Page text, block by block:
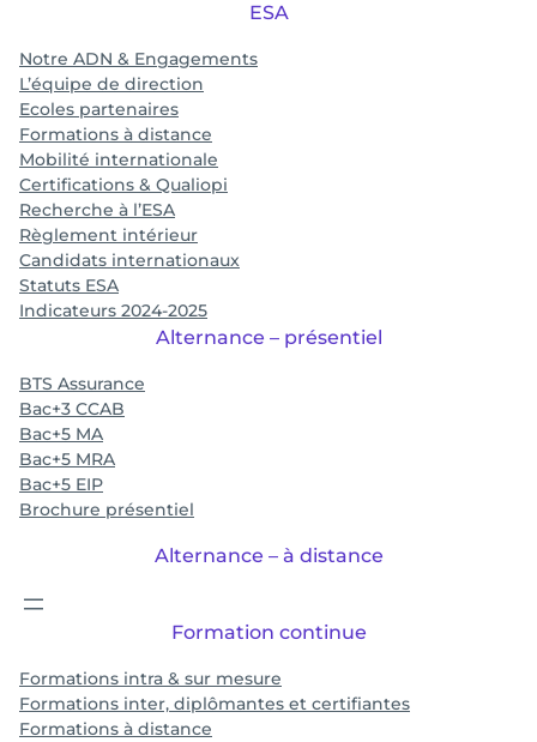
ESA
Notre ADN & Engagements
L’équipe de direction
Ecoles partenaires
Formations à distance
Mobilité internationale
Certifications & Qualiopi
Recherche à l’ESA
Règlement intérieur
Candidats internationaux
Statuts ESA
Indicateurs 2024-2025
Alternance – présentiel
BTS Assurance
Bac+3 CCAB
Bac+5 MA
Bac+5 MRA
Bac+5 EIP
Brochure présentiel
Alternance – à distance
Formation continue
Formations intra & sur mesure
Formations inter, diplômantes et certifiantes
Formations à distance